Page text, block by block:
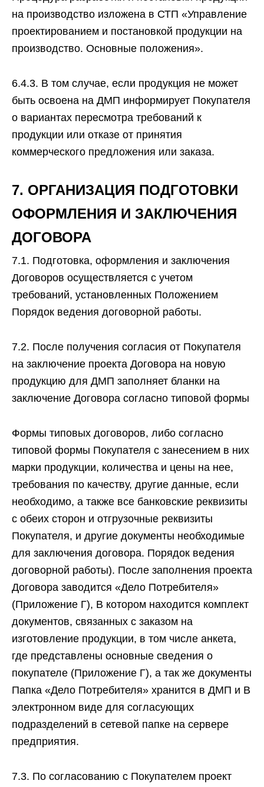
на производство изложена в СТП «Управление
проектированием и постановкой продукции на
производство. Основные положения».
6.4.3. В том случае, если продукция не может
быть освоена на ДМП информирует Покупателя
о вариантах пересмотра требований к
продукции или отказе от принятия
коммерческого предложения или заказа.
7. ОРГАНИЗАЦИЯ ПОДГОТОВКИ
ОФОРМЛЕНИЯ И ЗАКЛЮЧЕНИЯ
ДОГОВОРА
7.1. Подготовка, оформления и заключения
Договоров осуществляется с учетом
требований, установленных Положением
Порядок ведения договорной работы.
7.2. После получения согласия от Покупателя
на заключение проекта Договора на новую
продукцию для ДМП заполняет бланки на
заключение Договора согласно типовой формы
Формы типовых договоров, либо согласно
типовой формы Покупателя с занесением в них
марки продукции, количества и цены на нее,
требования по качеству, другие данные, если
необходимо, а также все банковские реквизиты
с обеих сторон и отгрузочные реквизиты
Покупателя, и другие документы необходимые
для заключения договора. Порядок ведения
договорной работы). После заполнения проекта
Договора заводится «Дело Потребителя»
(Приложение Г), B котором находится комплект
документов, связанных с заказом на
изготовление продукции, в том числе анкета,
где представлены основные сведения о
покупателе (Приложение Г), а так же документы
Папка «Дело Потребителя» хранится в ДМП и B
электронном виде для согласующих
подразделений в сетевой папке на сервере
предприятия.
7.3. По согласованию с Покупателем проект